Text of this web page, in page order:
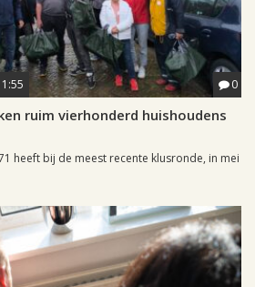
0
ruim vierhonderd huishoudens
heeft bij de meest recente klusronde, in mei